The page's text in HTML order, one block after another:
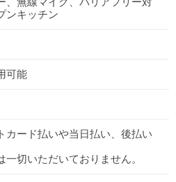
ンキッチン
可能
カード払いや当日払い、後払い
一切いただいておりません。